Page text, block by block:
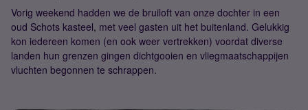
Vorig weekend hadden we de bruiloft van onze dochter in een
oud Schots kasteel, met veel gasten uit het buitenland. Gelukkig
kon iedereen komen (en ook weer vertrekken) voordat diverse
landen hun grenzen gingen dichtgooien en vliegmaatschappijen
vluchten begonnen te schrappen.